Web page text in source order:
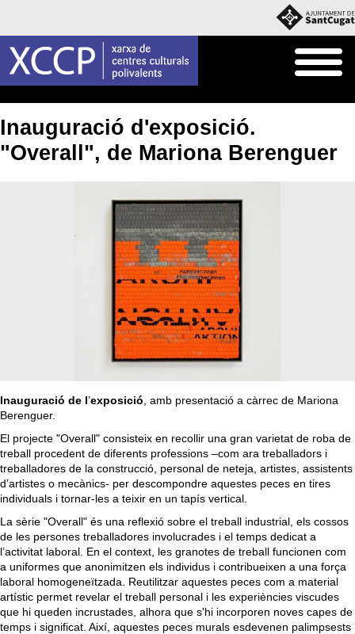
Inauguració d'exposició.
"Overall", de Mariona Berenguer
Inauguració de l ’exposició , amb presentació a càrrec de Mariona
Berenguer.
El projecte "Overall" consisteix en recollir una gran varietat de roba de
treball procedent de diferents professions –com ara treballadors i
treballadores de la construcció, personal de neteja, artistes, assistents
d’artistes o mecànics- per descompondre aquestes peces en tires
individuals i tornar-les a teixir en un tapís vertical.
La sèrie "Overall" és una reflexió sobre el treball industrial, els cossos
de les persones treballadores involucrades i el temps dedicat a
l’activitat laboral. En el context, les granotes de treball funcionen com
a uniformes que anonimitzen els individus i contribueixen a una força
laboral homogeneïtzada. Reutilitzar aquestes peces com a material
artístic permet revelar el treball personal i les experiències viscudes
que hi queden incrustades, alhora que s'hi incorporen noves capes de
temps i significat. Així, aquestes peces murals esdevenen palimpsests